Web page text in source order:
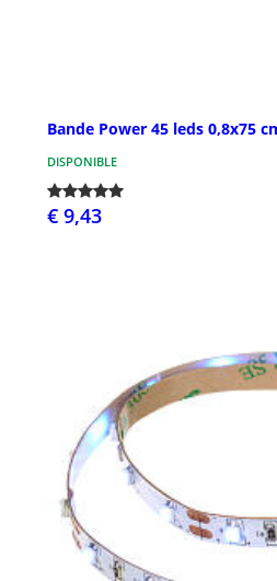
Bande Power 45 leds 0,8x75
DISPONIBLE
€ 9,43